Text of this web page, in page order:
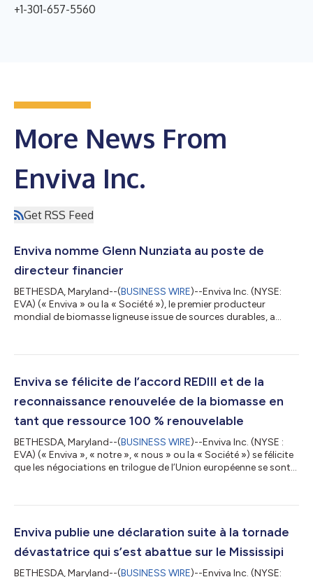
+1-301-657-5560
More News From
Enviva Inc.
Get RSS Feed
Enviva nomme Glenn Nunziata au poste de
directeur financier
BETHESDA, Maryland--(BUSINESS WIRE)--Enviva Inc. (NYSE:
EVA) (« Enviva » ou la « Société »), le premier producteur
mondial de biomasse ligneuse issue de sources durables, a
immédiat. « Nous sommes ravis d’accueillir Glenn au sein de
et l’industrie mondiale de la biomasse jouent un rôle de plus en
Enviva se félicite de l’accord REDIII et de la
reconnaissance renouvelée de la biomasse en
tant que ressource 100 % renouvelable
BETHESDA, Maryland--(BUSINESS WIRE)--Enviva Inc. (NYSE :
EVA) (« Enviva », « notre », « nous » ou la « Société ») se félicite
que les négociations en trilogue de l’Union européenne se sont
d’apprendre que la biomasse ligneuse continuera d’être
Bien que le texte final de l’accord n’ait pas encore été publié
publiquem...
Enviva publie une déclaration suite à la tornade
dévastatrice qui s’est abattue sur le Mississipi
BETHESDA, Maryland--(BUSINESS WIRE)--Enviva Inc. (NYSE: